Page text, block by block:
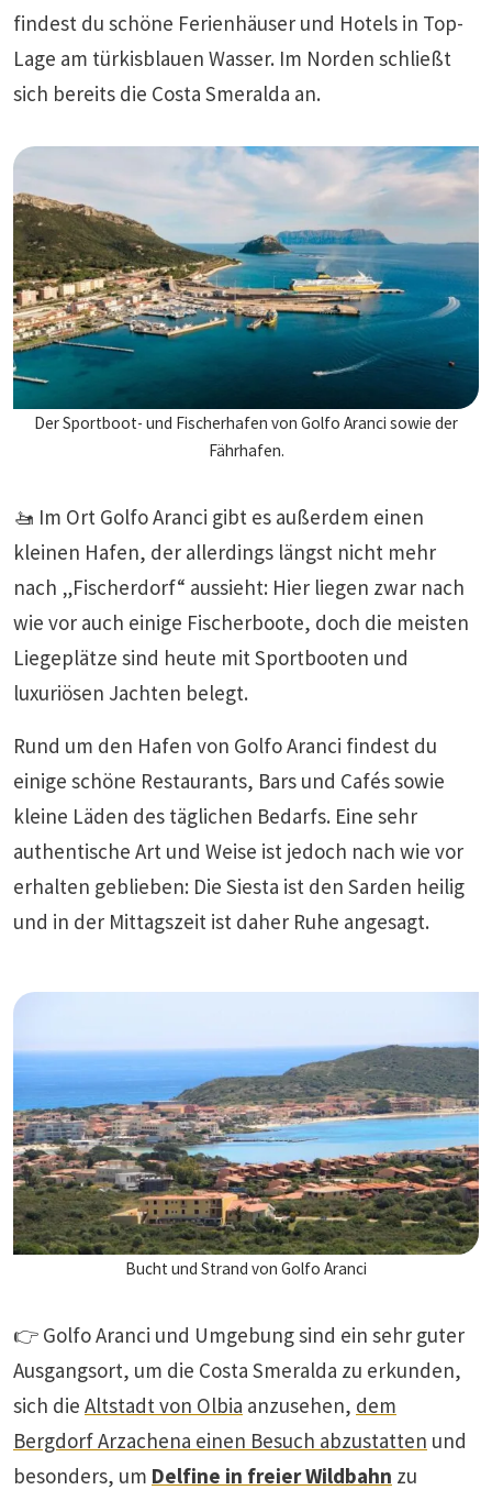
findest du schöne Ferienhäuser und Hotels in Top-
Lage am türkisblauen Wasser. Im Norden schließt
sich bereits die Costa Smeralda an.
Der Sportboot- und Fischerhafen von Golfo Aranci sowie der
Fährhafen.
🚤 Im Ort Golfo Aranci gibt es außerdem einen
kleinen Hafen, der allerdings längst nicht mehr
nach „Fischerdorf“ aussieht: Hier liegen zwar nach
wie vor auch einige Fischerboote, doch die meisten
Liegeplätze sind heute mit Sportbooten und
luxuriösen Jachten belegt.
Rund um den Hafen von Golfo Aranci findest du
einige schöne Restaurants, Bars und Cafés sowie
kleine Läden des täglichen Bedarfs. Eine sehr
authentische Art und Weise ist jedoch nach wie vor
erhalten geblieben: Die Siesta ist den Sarden heilig
und in der Mittagszeit ist daher Ruhe angesagt.
Bucht und Strand von Golfo Aranci
👉 Golfo Aranci und Umgebung sind ein sehr guter
Ausgangsort, um die Costa Smeralda zu erkunden,
sich die Altstadt von Olbia anzusehen, dem
Bergdorf Arzachena einen Besuch abzustatten und
besonders, um Delfine in freier Wildbahn zu